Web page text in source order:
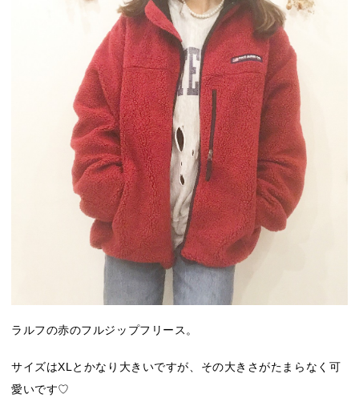
ラルフの赤のフルジップフリース。
サイズはXLとかなり大きいですが、その大きさがたまらなく可
愛いです♡